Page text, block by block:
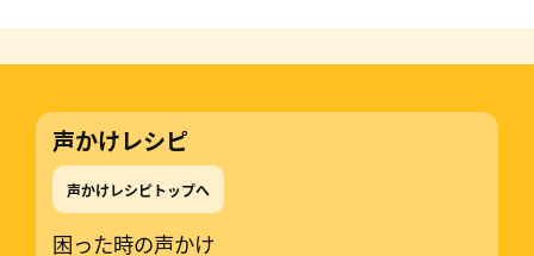
声かけレシピ
声かけレシピトップへ
困った時の声かけ